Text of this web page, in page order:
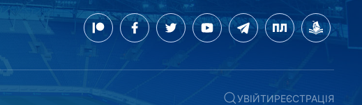
УВІЙТИРЕЄСТРАЦІЯ